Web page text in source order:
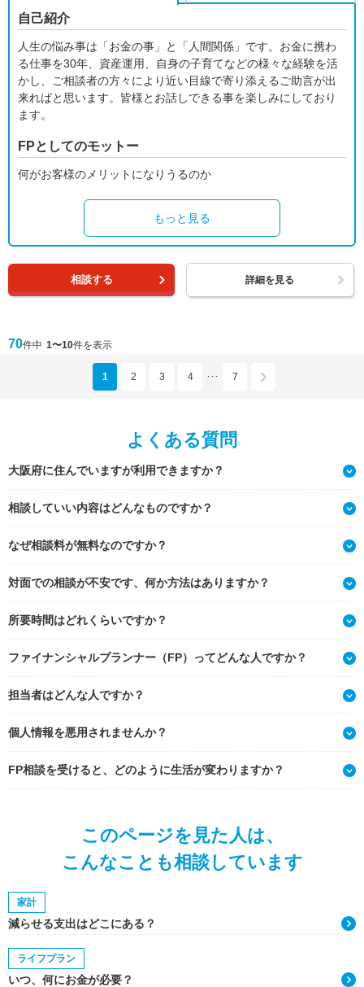
自己紹介
人生の悩み事は「お金の事」と「人間関係」です。お金に携わ
る仕事を30年、資産運用、自身の子育てなどの様々な経験を活
かし、ご相談者の方々により近い目線で寄り添えるご助言が出
来ればと思います。皆様とお話しできる事を楽しみにしており
ます。
FPとしてのモットー
何がお客様のメリットになりうるのか
もっと見る
相談する 詳細を見る
70件中 1〜10件を表示
1 2 3 4 ･･･ 7
よくある質問
大阪府に住んでいますが利用できますか？
相談していい内容はどんなものですか？
なぜ相談料が無料なのですか？
対面での相談が不安です、何か方法はありますか？
所要時間はどれくらいですか？
ファイナンシャルプランナー（FP）ってどんな人ですか？
担当者はどんな人ですか？
個人情報を悪用されませんか？
FP相談を受けると、どのように生活が変わりますか？
このページを見た人は、
こんなことも相談しています
家計
減らせる支出はどこにある？
ライフプラン
いつ、何にお金が必要？